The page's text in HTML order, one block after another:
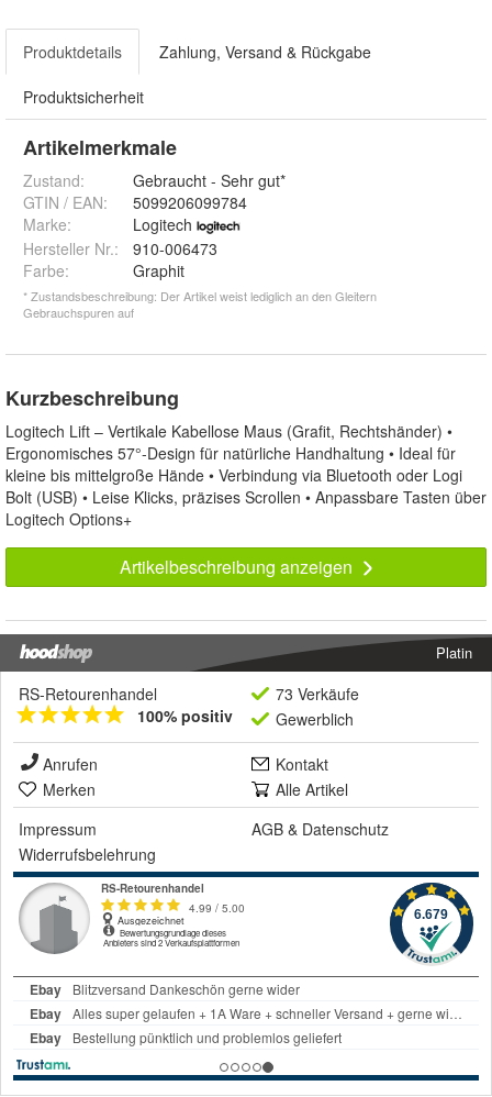
Produktdetails Zahlung, Versand & Rückgabe
Produktsicherheit
Artikelmerkmale
Zustand:
Gebraucht - Sehr gut*
GTIN / EAN:
5099206099784
Marke:
Logitech
Hersteller Nr.:
910-006473
Farbe: Graphit
* Zustandsbeschreibung: Der Artikel weist lediglich an den Gleitern
Gebrauchspuren auf
Kurzbeschreibung
Logitech Lift – Vertikale Kabellose Maus (Grafit, Rechtshänder) •
Ergonomisches 57°-Design für natürliche Handhaltung • Ideal für
kleine bis mittelgroße Hände • Verbindung via Bluetooth oder Logi
Bolt (USB) • Leise Klicks, präzises Scrollen • Anpassbare Tasten über
Logitech Options+
Artikelbeschreibung anzeigen
Platin
RS-Retourenhandel
100% positiv
73 Verkäufe
Gewerblich
Anrufen
Kontakt
Merken
Alle Artikel
Impressum
AGB & Datenschutz
Widerrufsbelehrung